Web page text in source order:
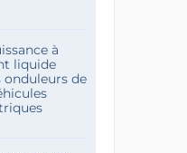
à
liquide
de